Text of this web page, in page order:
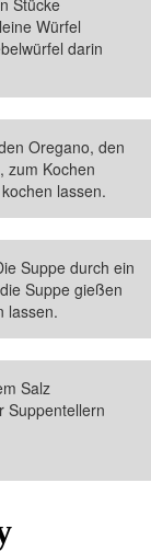
Stücke
Würfel
darin
Oregano, den
zum Kochen
lassen.
Suppe durch ein
Suppe gießen
lassen.
Salz
Suppentellern